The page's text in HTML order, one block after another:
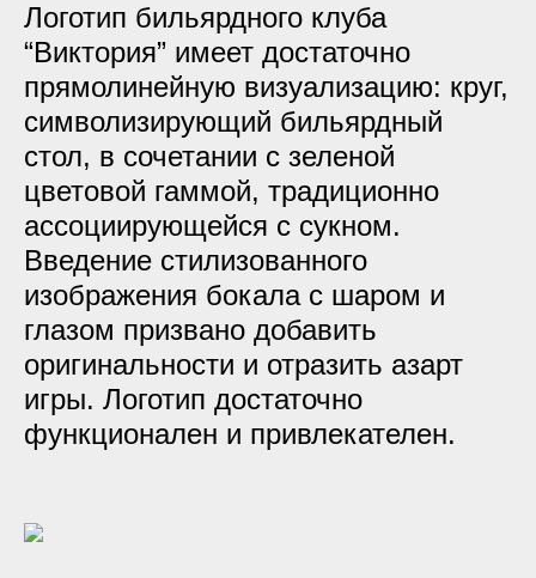
Логотип бильярдного клуба
“Виктория” имеет достаточно
прямолинейную визуализацию: круг,
символизирующий бильярдный
стол, в сочетании с зеленой
цветовой гаммой, традиционно
ассоциирующейся с сукном.
Введение стилизованного
изображения бокала с шаром и
глазом призвано добавить
оригинальности и отразить азарт
игры. Логотип достаточно
функционален и привлекателен.